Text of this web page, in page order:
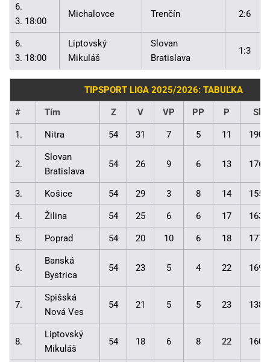
6.
3. 18:00
Michalovce Trenčín 2:6
6.
3. 18:00
Liptovský
Mikuláš
Slovan
Bratislava
1:3
TIPSPORT LIGA 2025/2026: TABUĽKA
# Tím Z V VP PP P
1. Nitra 54 31 7 5 11
2.
Slovan
Bratislava
54 26 9 6 13
3. Košice 54 29 3 8 14
4. Žilina 54 25 6 6 17
5. Poprad 54 20 10 6 18
6.
Banská
Bystrica
54 23 5 4 22
7.
Spišská
Nová Ves
54 21 5 5 23
8.
Liptovský
Mikuláš
54 18 6 8 22